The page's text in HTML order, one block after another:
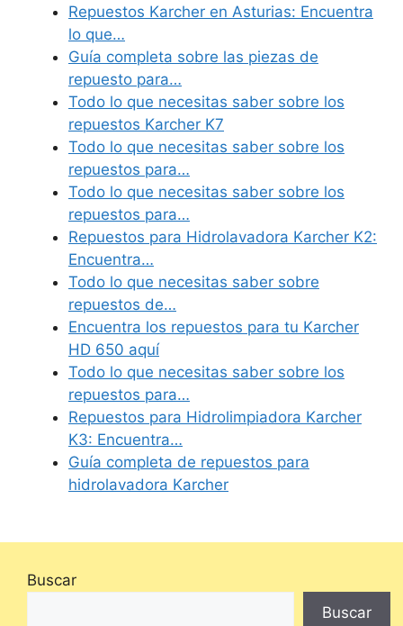
Repuestos Karcher en Asturias: Encuentra
lo que…
Guía completa sobre las piezas de
repuesto para…
Todo lo que necesitas saber sobre los
repuestos Karcher K7
Todo lo que necesitas saber sobre los
repuestos para…
Todo lo que necesitas saber sobre los
repuestos para…
Repuestos para Hidrolavadora Karcher K2:
Encuentra…
Todo lo que necesitas saber sobre
repuestos de…
Encuentra los repuestos para tu Karcher
HD 650 aquí
Todo lo que necesitas saber sobre los
repuestos para…
Repuestos para Hidrolimpiadora Karcher
K3: Encuentra…
Guía completa de repuestos para
hidrolavadora Karcher
Buscar
Buscar